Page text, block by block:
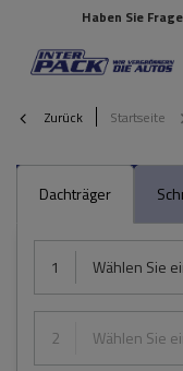
Haben Sie
Zurück Startseite
Dachträger
1 Wählen Sie
2 Wählen Sie